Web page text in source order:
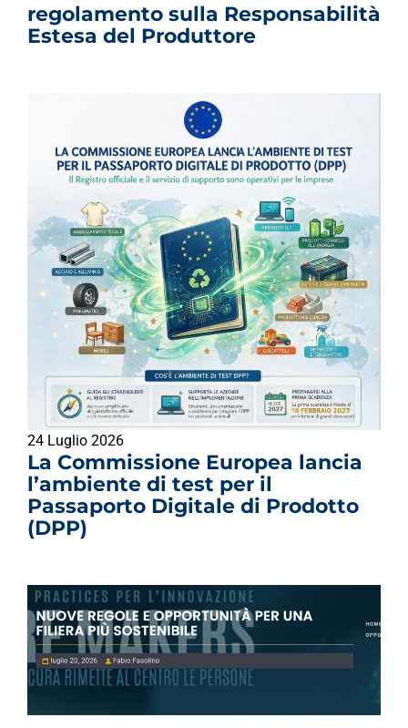
regolamento sulla Responsabilità
Estesa del Produttore
24 Luglio 2026
La Commissione Europea lancia
l’ambiente di test per il
Passaporto Digitale di Prodotto
(DPP)